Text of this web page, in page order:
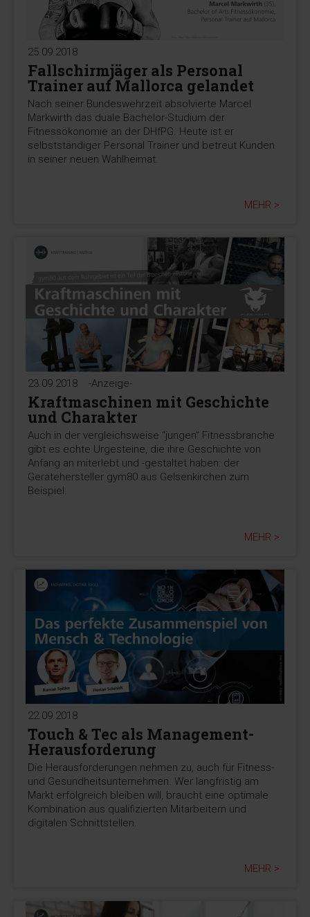
25.09.2018
Fallschirmjäger als Personal
Trainer auf Mallorca gelandet
Nach seiner Bundeswehrzeit absolvierte Marcel
Markwirth das duale Bachelor-Studium der
Fitnessökonomie an der DHfPG. Heute ist er
selbstständiger Personal Trainer und betreut Kunden
in seiner neuen Wahlheimat.
MEHR >
23.09.2018 -Anzeige-
Kraftmaschinen mit Geschichte
und Charakter
Auch in der vergleichsweise "jungen" Fitnessbranche
gibt es echte Urgesteine, die ihre Geschichte von
Anfang an miterlebt und -gestaltet haben: der
Gerätehersteller gym80 aus Gelsenkirchen zum
Beispiel.
MEHR >
22.09.2018
Touch & Tec als Management-
Herausforderung
Die Herausforderungen nehmen zu, auch für Fitness-
und Gesundheitsunternehmen. Wer langfristig am
Markt erfolgreich bleiben will, braucht eine optimale
Kombination aus qualifizierten Mitarbeitern und
digitalen Schnittstellen.
MEHR >